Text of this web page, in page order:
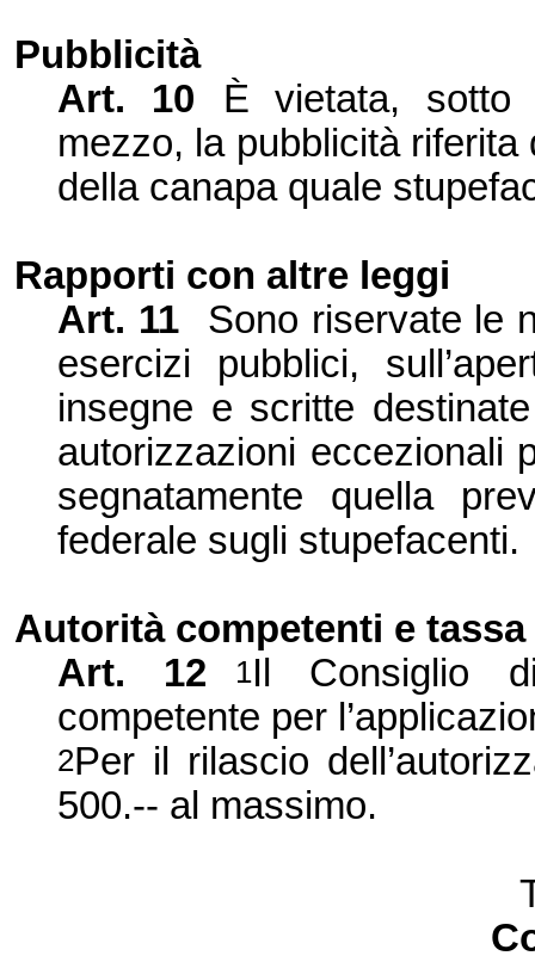
Pubblicità
Art. 10
È vietata, sotto
mezzo, la pubblicità
della canapa quale
Rapporti con altre leggi
Art. 11
Sono riservate le
esercizi pubblici, sull’
insegne e scritte
autorizzazioni eccezionali
segnatamente quella
federale sugli stupefacenti.
Autorità competenti e tassa
Art. 12
1Il Consiglio
competente per l’
2Per il rilascio dell’
500.-- al massimo.